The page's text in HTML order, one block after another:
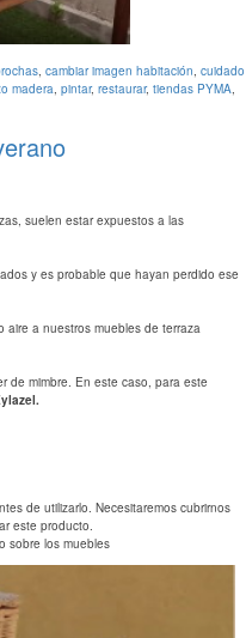
, cambiar imagen habitación, cuidado
madera, pintar, restaurar, tiendas PYMA,
suelen estar expuestos a las
y es probable que hayan perdido ese
aire a nuestros muebles de terraza
de mimbre. En este caso, para este
de utilizarlo. Necesitaremos cubrirnos
este producto.
sobre los muebles